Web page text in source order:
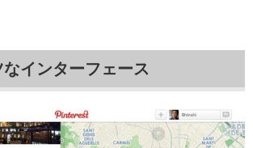
インターフェース